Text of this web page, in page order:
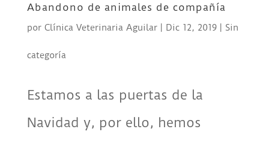
Abandono de animales de compañía
por Clínica Veterinaria Aguilar| Dic 12, 2019| Sin
categoría
Estamos a las puertas de la
Navidad y, por ello, hemos